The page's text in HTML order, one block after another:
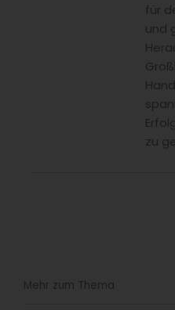
für
und
zu
Mehr zum Thema